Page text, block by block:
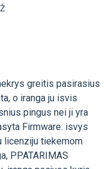
greitis pasirasius
o iranga ju isvis
pingus nei ji yra
Firmware. isvys
licenziju tiekemom
PPATARIMAS